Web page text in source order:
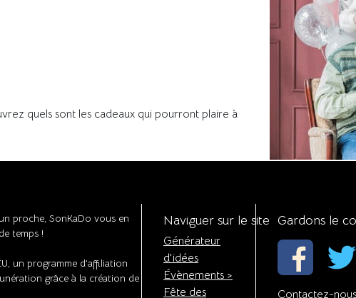
quels sont les cadeaux qui pourront plaire à
proche, SonKaDo vous en
temps !
un programme d’affiliation
grâce à la création de
Naviguer sur le site
Générateur
d'idées
Évènements >
Fête des
Gardons le
Contactez-